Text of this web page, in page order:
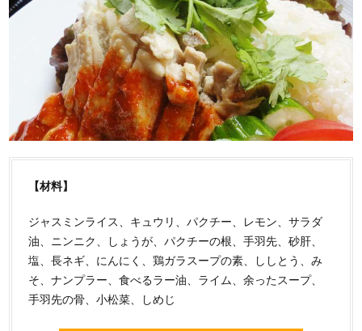
【材料】
ジャスミンライス、キュウリ、パクチー、レモン、サラダ
油、ニンニク、しょうが、パクチーの根、手羽先、砂肝、
塩、長ネギ、にんにく、鶏ガラスープの素、ししとう、み
そ、ナンプラー、食べるラー油、ライム、余ったスープ、
手羽先の骨、小松菜、しめじ